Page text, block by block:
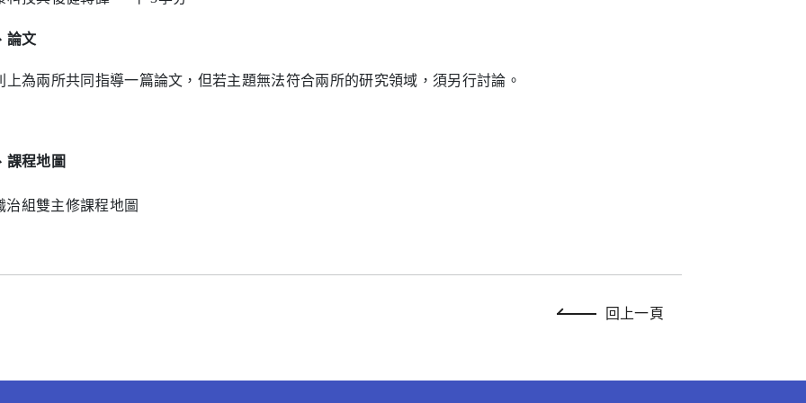
論文
上為兩所共同指導一篇論文，但若主題無法符合兩所的研究領域，須另行討論。
課程地圖
回上一頁